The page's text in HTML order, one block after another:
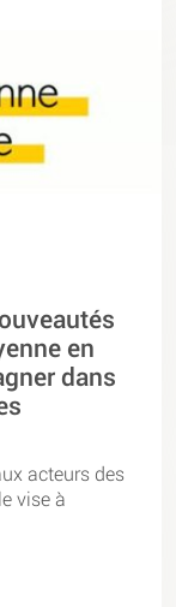
en
dans
acteurs des
vise à